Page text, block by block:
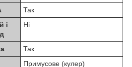
Так
і
Ні
Так
Примусове (кулер)